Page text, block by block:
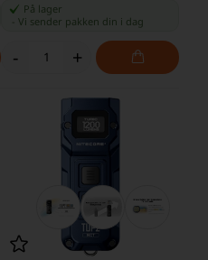
På lager
Vi sender pakken din i dag
- +